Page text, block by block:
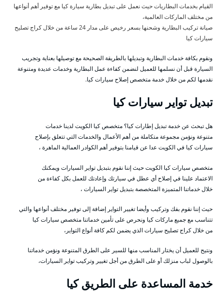
القيام بخدمات البطاريات حيث نعمل على تبديل بطارية سيارة كيا مع توفير أهم أنواعها
من مختلف الماركات العالمية،
صيانة تركيب البطارية وشحنها بسعر رخيص على مدار 24 ساعة من خلال كراج تصليح
سيارات كيا
ونقوم بكافة خدمات البطارية وتبديلها بالطريقة الصحيحة مع توصيلها بعناية وتجريب
السيارة قبل أن نسلمها للعميل لنضمن كفاءة عمل البطارية وخدمات عديدة ومتنوعة
نقدمها لكم من خلال خدمة متخصص إصلاح سيارات كيا.
تبديل تواير سيارات كيا
هل تبحث عن خدمة تبديل إطارات كيا؟ متخصص كيا الكويت لدينا خدمات
متنوعة ونؤمن مجموعة متكاملة من أهم الأعمال والخدمات التي تتعلق بإصلاح
سيارات كيا في الكويت عدا عن قيامنا بتوفير أهم الكوادر العمالية الماهرة ،
متخصص سيارات كيا الكويت حيث إننا نقوم بتبديل تواير السيارات ويمكنك
الاعتماد علينا في إصلاح أي عطل في سيارتك وإعادتك للعمل بكل كفاءة من
خلال خدماتنا المتميزة المتخصصة بتبديل تواير السيارات ،
حيث إننا نقوم بفك وتركيب وأيضا تغيير التواير إضافة إلى توفير مختلف أنواعها والتي
تتناسب مع جميع ماركات كيا ونحرص على تأمين خدماتنا متخصص سيارات كيا
من خلال كراج تصليح سيارات الذي يضمن لكم كافة أنواع التواير،
ونتيح للعميل أن يختار المناسب منها للسير على الطرق المتنوعة ونؤمن خدماتنا
بالوصول لباب منزلك أو على الطرق من أجل تغيير وتركيب تواير السيارات،
خدمة المساعدة على الطريق كيا